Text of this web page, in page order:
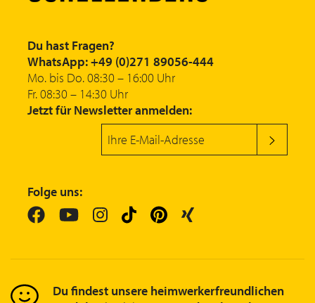
Du hast Fragen?
WhatsApp: +49 (0)271 89056-444
Mo. bis Do. 08:30 – 16:00 Uhr
Fr. 08:30 – 14:30 Uhr
Jetzt für Newsletter anmelden:
Folge uns:
Du findest unsere heimwerkerfreundlichen